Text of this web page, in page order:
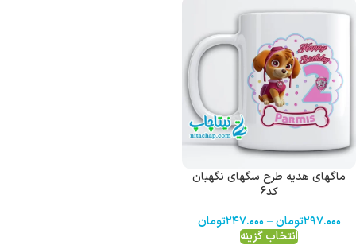
ماگهای هدیه طرح سگهای نگهبان
کد6
۲۹۷.۰۰۰تومان – ۲۴۷.۰۰۰تومان
انتخاب گزینه